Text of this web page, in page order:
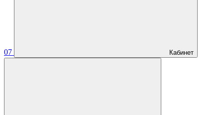
07 Кабинет